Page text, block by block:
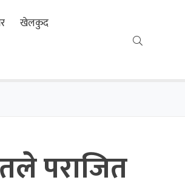
खेलकुद
पराजित